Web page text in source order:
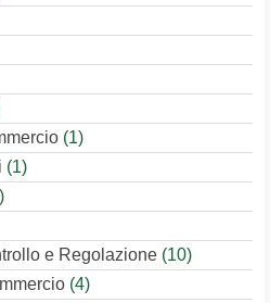
(1)
(1)
e Regolazione (10)
(4)